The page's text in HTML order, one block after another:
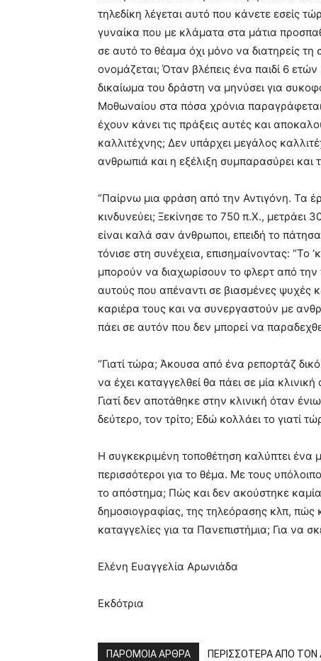
τηλεδίκη λέγεται αυτό που κάνετε εσείς
γυναίκα που με κλάματα στα μάτια
σε αυτό το θέαμα όχι μόνο να διατηρείς
ονομάζεται; Όταν βλέπεις ένα παιδί 6
δικαίωμα του δράστη να μηνύσει για
Μοθωναίου στα πόσα χρόνια
έχουν κάνει τις πράξεις αυτές και
καλλιτέχνης; Δεν υπάρχει μεγάλος
ανθρωπιά και η εξέλιξη συμπαρασύρει και
“Παίρνω μια φράση από την Αντιγόνη. Τα
κινδυνεύει; Ξεκίνησε το 750 π.Χ., μετράει
είναι καλά σαν άνθρωποι, επειδή το
τόνισε στη συνέχεια, επισημαίνοντας: “Το
μπορούν να διαχωρίσουν το φλερτ από την
αυτούς που απέναντι σε βιασμένες ψυχές
καριέρα τους και να συνεργαστούν με
πάει σε αυτόν που δεν μπορεί να
“Γιατί τώρα; Άκουσα από ένα ρεπορτάζ
να έχει καταγγελθεί θα πάει σε μία
Γιατί δεν αποτάθηκε στην κλινική όταν
δεύτερο, τον τρίτο; Εδώ κολλάει το γιατί
Η συγκεκριμένη τοποθέτηση καλύπτει
περισσότεροι για το θέμα. Με τους
το απόστημα; Πώς και δεν ακούστηκε
δημοσιογραφίας, της τηλεόρασης κλπ, πώς
καταγγελίες για τα Πανεπιστήμια; Για να
Ελένη Ευαγγελία Αρωνιάδα
Εκδότρια
ΠΑΡΟΜΟΙΑ ΑΡΘΡΑ ΠΕΡΙΣΣΟΤΕΡΑ ΑΠΟ ΤΟΝ